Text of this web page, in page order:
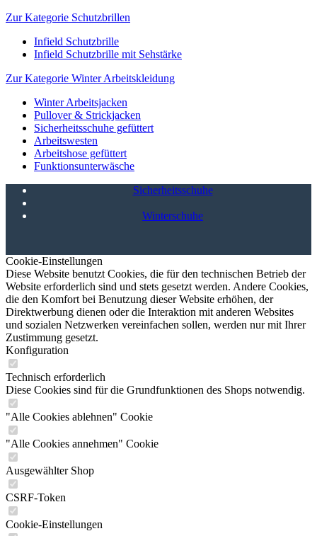
Zur Kategorie Schutzbrillen
Infield Schutzbrille
Infield Schutzbrille mit Sehstärke
Zur Kategorie Winter Arbeitskleidung
Winter Arbeitsjacken
Pullover & Strickjacken
Sicherheitsschuhe gefüttert
Arbeitswesten
Arbeitshose gefüttert
Funktionsunterwäsche
Sicherheitsschuhe
Winterschuhe
Cookie-Einstellungen
Diese Website benutzt Cookies, die für den technischen Betrieb der
Website erforderlich sind und stets gesetzt werden. Andere Cookies,
die den Komfort bei Benutzung dieser Website erhöhen, der
Direktwerbung dienen oder die Interaktion mit anderen Websites
und sozialen Netzwerken vereinfachen sollen, werden nur mit Ihrer
Zustimmung gesetzt.
Konfiguration
Technisch erforderlich
Diese Cookies sind für die Grundfunktionen des Shops notwendig.
"Alle Cookies ablehnen" Cookie
"Alle Cookies annehmen" Cookie
Ausgewählter Shop
CSRF-Token
Cookie-Einstellungen